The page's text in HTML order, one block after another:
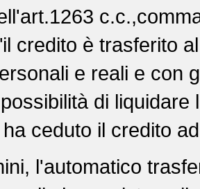
credito è trasferito
e reali e con
di
ceduto il credito
l'automatico